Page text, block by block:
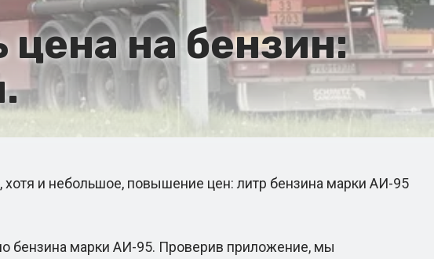
на бензин:
и небольшое, повышение цен: литр бензина марки АИ-95
бензина марки АИ-95. Проверив приложение, мы